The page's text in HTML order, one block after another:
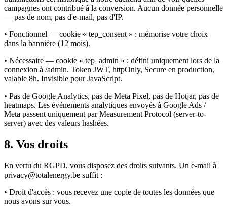
campagnes ont contribué à la conversion. Aucun donnée personnelle
— pas de nom, pas d'e-mail, pas d'IP.
• Fonctionnel — cookie « tep_consent » : mémorise votre choix
dans la bannière (12 mois).
• Nécessaire — cookie « tep_admin » : défini uniquement lors de la
connexion à /admin. Token JWT, httpOnly, Secure en production,
valable 8h. Invisible pour JavaScript.
• Pas de Google Analytics, pas de Meta Pixel, pas de Hotjar, pas de
heatmaps. Les événements analytiques envoyés à Google Ads /
Meta passent uniquement par Measurement Protocol (server-to-
server) avec des valeurs hashées.
8. Vos droits
En vertu du RGPD, vous disposez des droits suivants. Un e-mail à
privacy@totalenergy.be suffit :
• Droit d'accès : vous recevez une copie de toutes les données que
nous avons sur vous.